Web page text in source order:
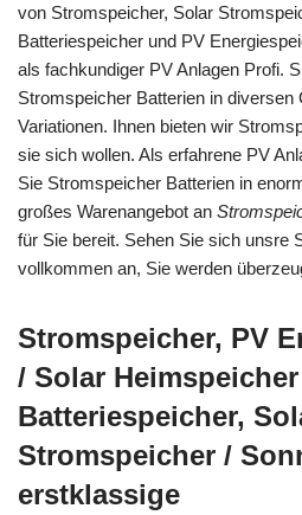
von Stromspeicher, Solar
Batteriespeicher und PV
als fachkundiger PV Anlagen Profi.
Stromspeicher Batterien in diversen
Variationen. Ihnen bieten wir
sie sich wollen. Als erfahrene PV
Sie Stromspeicher Batterien in
großes Warenangebot an
für Sie bereit. Sehen Sie sich unsre
vollkommen an, Sie werden
Stromspeicher, PV
/ Solar
Batteriespeicher,
Stromspeicher /
erstklassige